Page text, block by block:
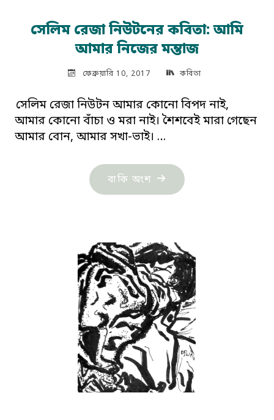
সেলিম রেজা নিউটনের কবিতা: আমি
আমার নিজের মন্তাজ
ফেব্রুয়ারি 10, 2017 কবিতা
সেলিম রেজা নিউটন আমার কোনো বিপদ নাই,
আমার কোনো বাঁচা ও মরা নাই। শৈশবেই মারা গেছেন
আমার বোন, আমার সখা-ভাই। …
বাকি অংশ "সেলিম
রেজা
আমি
আমার
নিজের
মন্তাজ"